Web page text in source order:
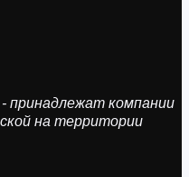
- принадлежат компании
на территории